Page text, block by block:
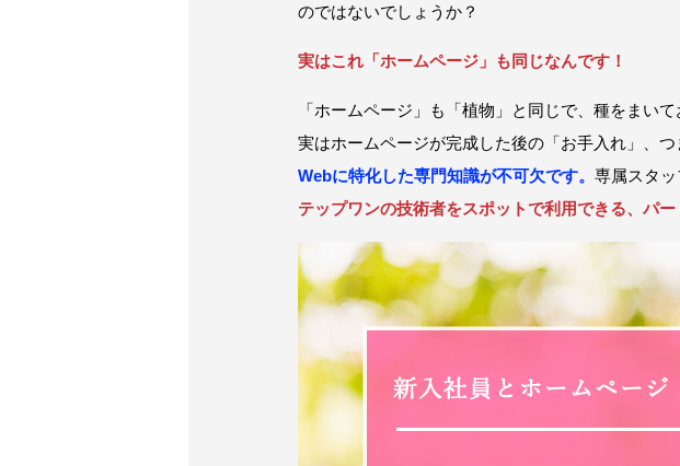
のではないでしょうか？
実はこれ「ホームページ」も同じなんです！
「ホームページ」も「植物」と同じで、種をまい
実はホームページが完成した後の「お手入れ」、つ
Webに特化した専門知識が不可欠です。 専属スタッ
テップワンの技術者をスポットで利用できる、パ